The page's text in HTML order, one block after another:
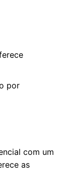
por
com um
as